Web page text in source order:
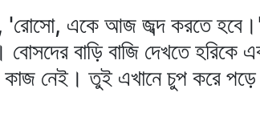
'রোসো, একে আজ জব্দ করতে
বাড়ি বাজি দেখতে হরিকে
নেই। তুই এখানে চুপ করে পড়ে